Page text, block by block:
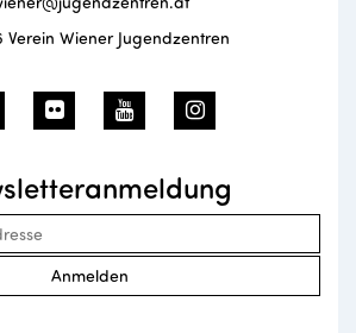
Verein Wiener Jugendzentren
Anmelden